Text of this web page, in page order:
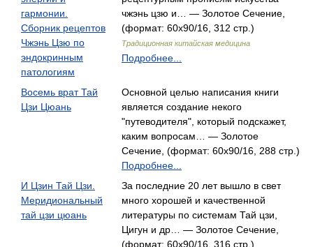
гармонии.
Сборник рецептов
Чжэнь Цзю по
эндокринным
патологиям
чжэнь цзю и… — Золотое Сечение,
(формат: 60x90/16, 312 стр.)
Традиционная китайская медицина
Подробнее...
Восемь врат Тай
Цзи Цюань
Основной целью написания книги
является создание некого
"путеводителя", который подскажет,
каким вопросам… — Золотое
Сечение, (формат: 60x90/16, 288 стр.)
Подробнее...
И Цзин Тай Цзи.
Меридиональный
тай цзи цюань
За последние 20 лет вышло в свет
много хорошей и качественной
литературы по системам Тай цзи,
Цигун и др… — Золотое Сечение,
(формат: 60x90/16, 316 стр.)